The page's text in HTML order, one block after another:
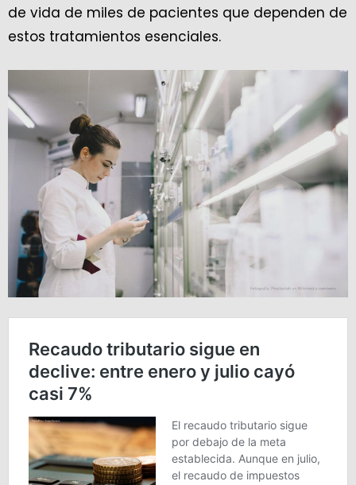
de vida de miles de pacientes que dependen de
estos tratamientos esenciales.